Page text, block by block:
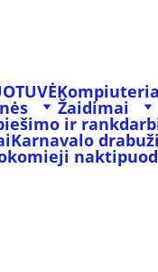
Žaidimai
ir
Karnavalo